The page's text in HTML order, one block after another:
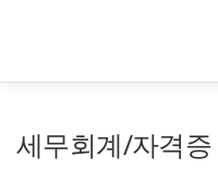
세무회계/자격